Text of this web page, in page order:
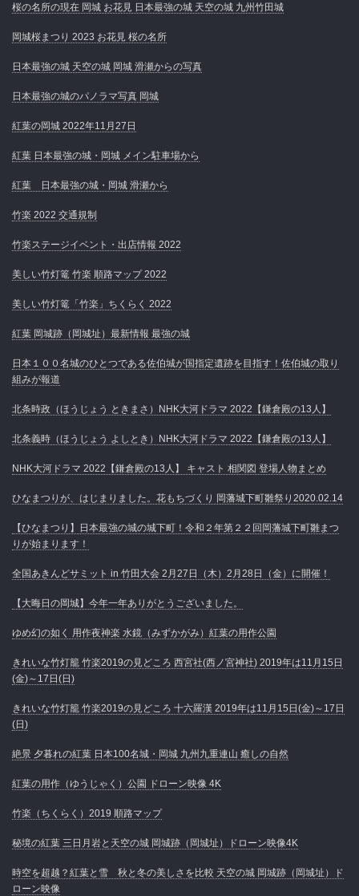
桜の名所の現在 岡城 お花見 日本最強の城 天空の城 九州竹田城
岡城桜まつり 2023 お花見 桜の名所
日本最強の城 天空の城 岡城 滑瀬からの写真
日本最強の城のパノラマ写真 岡城
紅葉の岡城 2022年11月27日
紅葉 日本最強の城・岡城 メイン駐車場から
紅葉 日本最強の城・岡城 滑瀬から
竹楽 2022 交通規制
竹楽ステージイベント・出店情報 2022
美しい竹灯篭 竹楽 順路マップ 2022
美しい竹灯篭「竹楽」ちくらく 2022
紅葉 岡城跡（岡城址）最新情報 最強の城
日本１００名城のひとつである佐伯城が国指定遺跡を目指す！佐伯城の取り
組みが報道
北条時政（ほうじょう ときまさ）NHK大河ドラマ 2022【鎌倉殿の13人】
北条義時（ほうじょう よしとき）NHK大河ドラマ 2022【鎌倉殿の13人】
NHK大河ドラマ 2022【鎌倉殿の13人】 キャスト 相関図 登場人物まとめ
ひなまつりが、はじまりました。花もちづくり 岡藩城下町雛祭り2020.02.14
【ひなまつり】日本最強の城の城下町！令和２年第２２回岡藩城下町雛まつ
りが始まります！
全国あきんどサミット in 竹田大会 2月27日（木）2月28日（金）に開催！
【大晦日の岡城】今年一年ありがとうございました。
ゆめ幻の如く 用作夜神楽 水鏡（みずかがみ）紅葉の用作公園
きれいな竹灯籠 竹楽2019の見どころ 西宮社(西ノ宮神社) 2019年は11月15日
(金)～17日(日)
きれいな竹灯籠 竹楽2019の見どころ 十六羅漢 2019年は11月15日(金)～17日
(日)
絶景 夕暮れの紅葉 日本100名城・岡城 九州九重連山 癒しの自然
紅葉の用作（ゆうじゃく）公園 ドローン映像 4K
竹楽（ちくらく）2019 順路マップ
秘境の紅葉 三日月岩と天空の城 岡城跡（岡城址）ドローン映像4K
時空を超越？紅葉と雪 秋と冬の美しさを比較 天空の城 岡城跡（岡城址）ド
ローン映像